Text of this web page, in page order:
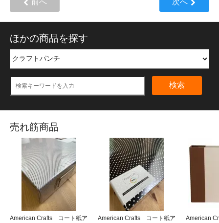
ほかの商品を探す
検索
売れ筋商品
American Crafts コート紙ア
American Crafts コート紙ア
American